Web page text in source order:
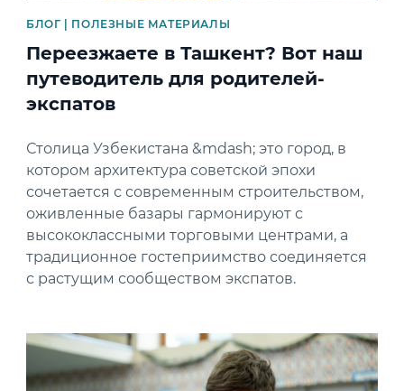
БЛОГ | ПОЛЕЗНЫЕ МАТЕРИАЛЫ
Переезжаете в Ташкент? Вот наш
путеводитель для родителей-
экспатов
Столица Узбекистана &mdash; это город, в
котором архитектура советской эпохи
сочетается с современным строительством,
оживленные базары гармонируют с
высококлассными торговыми центрами, а
традиционное гостеприимство соединяется
с растущим сообществом экспатов.
News image